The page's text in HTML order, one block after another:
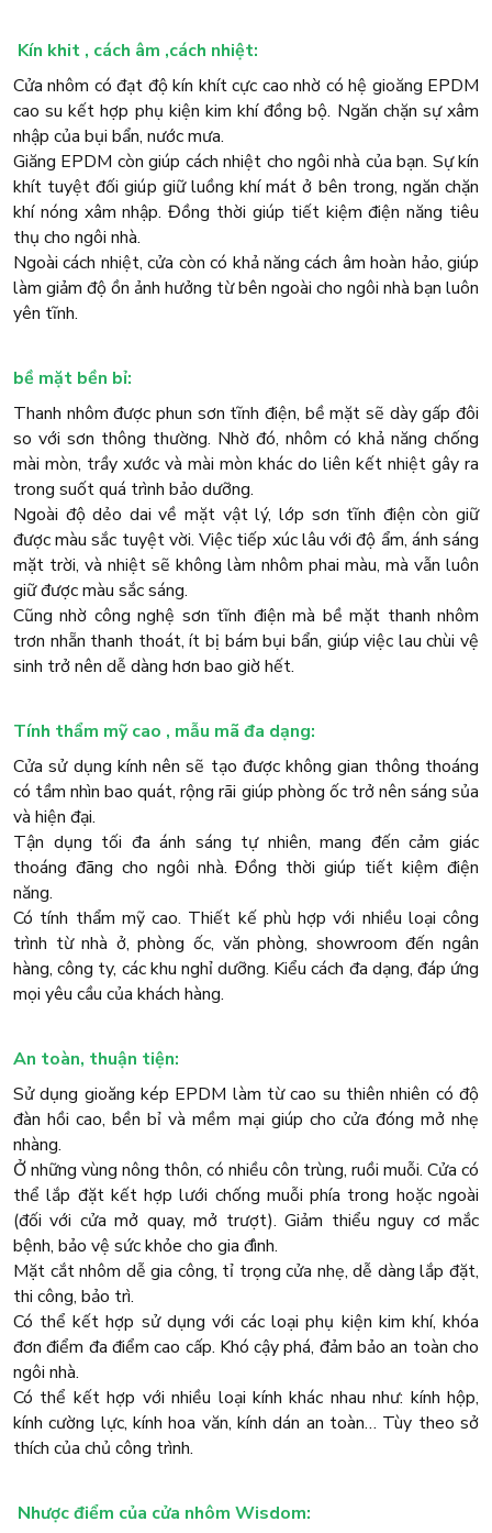
Kín khit , cách âm ,cách nhiệt:
Cửa nhôm có đạt độ kín khít cực cao nhờ có hệ gioăng EPDM
cao su kết hợp phụ kiện kim khí đồng bộ. Ngăn chặn sự xâm
nhập của bụi bẩn, nước mưa.
Giăng EPDM còn giúp cách nhiệt cho ngôi nhà của bạn. Sự kín
khít tuyệt đối giúp giữ luồng khí mát ở bên trong, ngăn chặn
khí nóng xâm nhập. Đồng thời giúp tiết kiệm điện năng tiêu
thụ cho ngôi nhà.
Ngoài cách nhiệt, cửa còn có khả năng cách âm hoàn hảo, giúp
làm giảm độ ồn ảnh hưởng từ bên ngoài cho ngôi nhà bạn luôn
yên tĩnh.
bề mặt bền bỉ:
Thanh nhôm được phun sơn tĩnh điện, bề mặt sẽ dày gấp đôi
so với sơn thông thường. Nhờ đó, nhôm có khả năng chống
mài mòn, trầy xước và mài mòn khác do liên kết nhiệt gây ra
trong suốt quá trình bảo dưỡng.
Ngoài độ dẻo dai về mặt vật lý, lớp sơn tĩnh điện còn giữ
được màu sắc tuyệt vời. Việc tiếp xúc lâu với độ ẩm, ánh sáng
mặt trời, và nhiệt sẽ không làm nhôm phai màu, mà vẫn luôn
giữ được màu sắc sáng.
Cũng nhờ công nghệ sơn tĩnh điện mà bề mặt thanh nhôm
trơn nhẵn thanh thoát, ít bị bám bụi bẩn, giúp việc lau chùi vệ
sinh trở nên dễ dàng hơn bao giờ hết.
Tính thẩm mỹ cao , mẫu mã đa dạng:
Cửa sử dụng kính nên sẽ tạo được không gian thông thoáng
có tầm nhìn bao quát, rộng rãi giúp phòng ốc trở nên sáng sủa
và hiện đại.
Tận dụng tối đa ánh sáng tự nhiên, mang đến cảm giác
thoáng đãng cho ngôi nhà. Đồng thời giúp tiết kiệm điện
năng.
Có tính thẩm mỹ cao. Thiết kế phù hợp với nhiều loại công
trình từ nhà ở, phòng ốc, văn phòng, showroom đến ngân
hàng, công ty, các khu nghỉ dưỡng. Kiểu cách đa dạng, đáp ứng
mọi yêu cầu của khách hàng.
An toàn, thuận tiện:
Sử dụng gioăng kép EPDM làm từ cao su thiên nhiên có độ
đàn hồi cao, bền bỉ và mềm mại giúp cho cửa đóng mở nhẹ
nhàng.
Ở những vùng nông thôn, có nhiều côn trùng, ruồi muỗi. Cửa có
thể lắp đặt kết hợp lưới chống muỗi phía trong hoặc ngoài
(đối với cửa mở quay, mở trượt). Giảm thiểu nguy cơ mắc
bệnh, bảo vệ sức khỏe cho gia đình.
Mặt cắt nhôm dễ gia công, tỉ trọng cửa nhẹ, dễ dàng lắp đặt,
thi công, bảo trì.
Có thể kết hợp sử dụng với các loại phụ kiện kim khí, khóa
đơn điểm đa điểm cao cấp. Khó cậy phá, đảm bảo an toàn cho
ngôi nhà.
Có thể kết hợp với nhiều loại kính khác nhau như: kính hộp,
kính cường lực, kính hoa văn, kính dán an toàn… Tùy theo sở
thích của chủ công trình.
Nhược điểm của cửa nhôm Wisdom: